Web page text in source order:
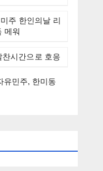
주 한인의날 리
메워
시간으로 호응
유민주, 한미동